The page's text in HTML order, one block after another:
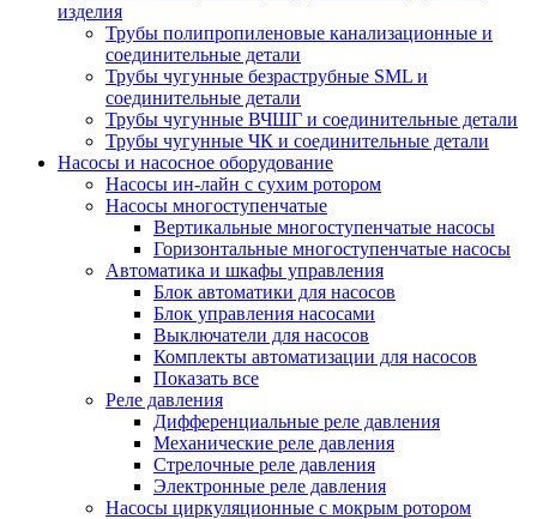
изделия
Трубы полипропиленовые канализационные и
соединительные детали
Трубы чугунные безраструбные SML и
соединительные детали
Трубы чугунные ВЧШГ и соединительные детали
Трубы чугунные ЧК и соединительные детали
Насосы и насосное оборудование
Насосы ин-лайн с сухим ротором
Насосы многоступенчатые
Вертикальные многоступенчатые насосы
Горизонтальные многоступенчатые насосы
Автоматика и шкафы управления
Блок автоматики для насосов
Блок управления насосами
Выключатели для насосов
Комплекты автоматизации для насосов
Показать все
Реле давления
Дифференциальные реле давления
Механические реле давления
Стрелочные реле давления
Электронные реле давления
Насосы циркуляционные с мокрым ротором